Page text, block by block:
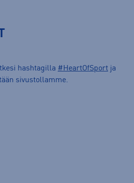
hashtagilla #HeartOfSport ja
sivustollamme.